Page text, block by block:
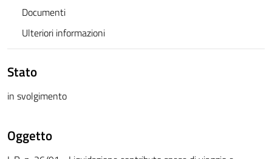
Documenti
Ulteriori informazioni
Stato
in svolgimento
Oggetto